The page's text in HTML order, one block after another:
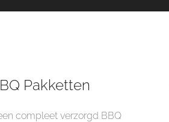
Pakketten
compleet verzorgd BBQ